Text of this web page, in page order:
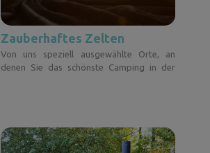
Zauberhaftes Zelten
Von uns speziell ausgewählte Orte, an
denen Sie das schönste Camping in der